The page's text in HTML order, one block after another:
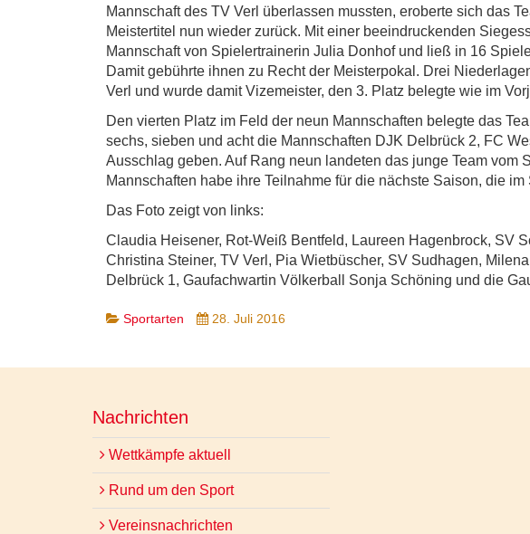
Mannschaft des TV Verl überlassen mussten, eroberte sich das
Meistertitel nun wieder zurück. Mit einer beeindruckenden
Mannschaft von Spielertrainerin Julia Donhof und ließ in 16
Damit gebührte ihnen zu Recht der Meisterpokal. Drei
Verl und wurde damit Vizemeister, den 3. Platz belegte wie im
Den vierten Platz im Feld der neun Mannschaften belegte das
sechs, sieben und acht die Mannschaften DJK Delbrück 2, FC
Ausschlag geben. Auf Rang neun landeten das junge Team
Mannschaften habe ihre Teilnahme für die nächste Saison, die
Das Foto zeigt von links:
Claudia Heisener, Rot-Weiß Bentfeld, Laureen Hagenbrock, SV
Christina Steiner, TV Verl, Pia Wietbüscher, SV Sudhagen,
Delbrück 1, Gaufachwartin Völkerball Sonja Schöning und die
Sportarten 28. Juli 2016
Nachrichten
Wettkämpfe aktuell
Rund um den Sport
Vereinsnachrichten